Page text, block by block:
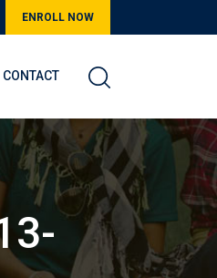
ENROLL NOW
CONTACT